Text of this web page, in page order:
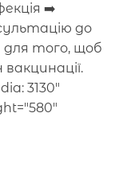
➡️
до
для того, щоб
3130"